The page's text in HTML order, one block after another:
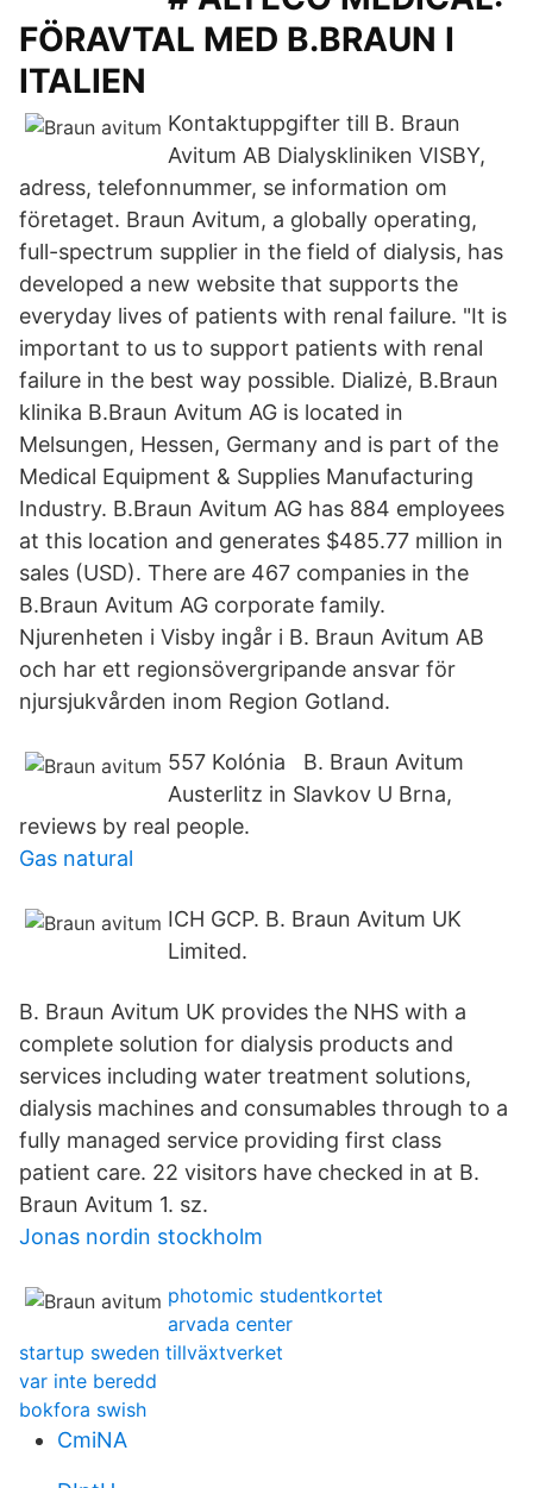
FÖRAVTAL MED B.BRAUN I
ITALIEN
Kontaktuppgifter till B. Braun
Avitum AB Dialyskliniken VISBY,
adress, telefonnummer, se information om
företaget. Braun Avitum, a globally operating,
full-spectrum supplier in the field of dialysis, has
developed a new website that supports the
everyday lives of patients with renal failure. "It is
important to us to support patients with renal
failure in the best way possible. Dializė, B.Braun
klinika B.Braun Avitum AG is located in
Melsungen, Hessen, Germany and is part of the
Medical Equipment & Supplies Manufacturing
Industry. B.Braun Avitum AG has 884 employees
at this location and generates $485.77 million in
sales (USD). There are 467 companies in the
B.Braun Avitum AG corporate family.
Njurenheten i Visby ingår i B. Braun Avitum AB
och har ett regionsövergripande ansvar för
njursjukvården inom Region Gotland.
557 Kolónia B. Braun Avitum
Austerlitz in Slavkov U Brna,
reviews by real people.
Gas natural
ICH GCP. B. Braun Avitum UK
Limited.
B. Braun Avitum UK provides the NHS with a
complete solution for dialysis products and
services including water treatment solutions,
dialysis machines and consumables through to a
fully managed service providing first class
patient care. 22 visitors have checked in at B.
Braun Avitum 1. sz.
Jonas nordin stockholm
photomic studentkortet
arvada center
startup sweden tillväxtverket
var inte beredd
bokfora swish
CmiNA